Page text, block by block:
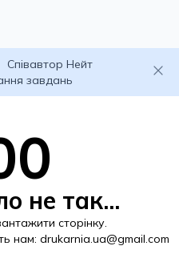
Співавтор Нейт
завдань
не так...
сторінку.
нам: drukarnia.ua@gmail.com